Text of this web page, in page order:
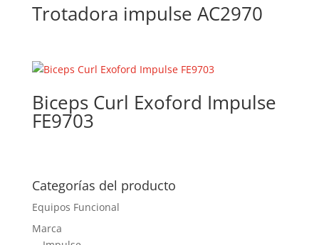
Trotadora impulse AC2970
Biceps Curl Exoford Impulse
FE9703
Categorías del producto
Equipos Funcional
Marca